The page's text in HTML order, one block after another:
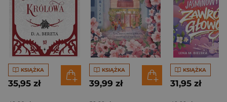
KSIĄŻKA
35,95 zł
KSIĄŻKA
39,99 zł
KSIĄŻKA
31,95 zł